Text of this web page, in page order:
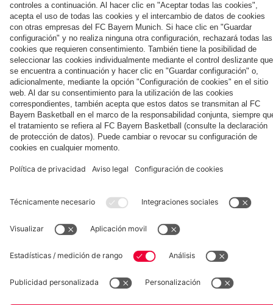
TIENDA
ONLINE
¡Disponible
la nueva
primera
equipación
para la
2025/26!
OFERTA
VENTILADOR
FC Bayern
Múnich
Tarjetas de
autógrafos
AFICIÓN
Clubs
de fans
MYFCBAYERN
Descubre tu
espacio
personal para
fans
Colaborador
Museum Prensa Baloncesto
Aviso legal
Política de privacidad Condiciones de uso
Accesibilidad
Sistema de denuncia
Contacto Ajustes de cookies